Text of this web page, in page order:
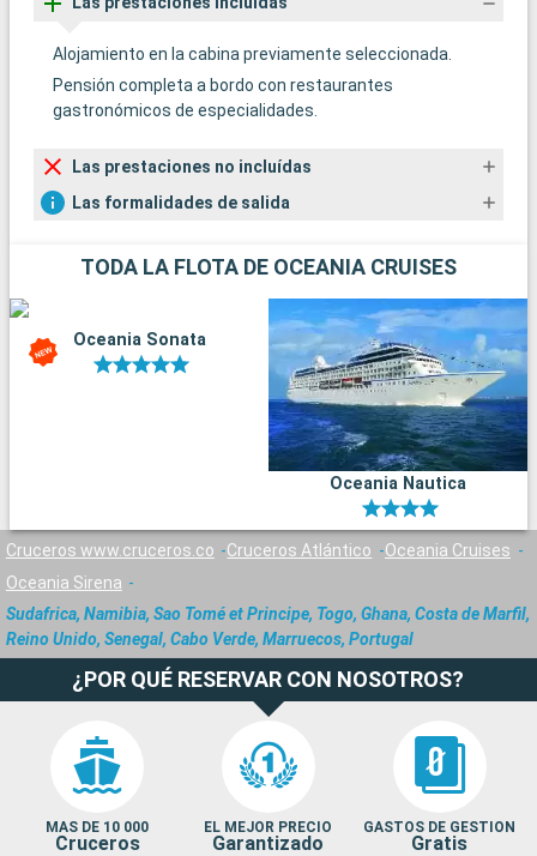
Alojamiento en la cabina previamente seleccionada.
Pensión completa a bordo con restaurantes
gastronómicos de especialidades.
Las prestaciones no incluídas
Las formalidades de salida
TODA LA FLOTA DE OCEANIA CRUISES
Oceania Sonata
Oceania Nautica
Cruceros www.cruceros.co Cruceros Atlántico
Oceania Cruises
Oceania Sirena
Sudafrica, Namibia, Sao Tomé et Principe, Togo, Ghana, Costa de Marfil,
Reino Unido, Senegal, Cabo Verde, Marruecos, Portugal
¿POR QUÉ RESERVAR CON NOSOTROS?
MAS DE 10 000
Cruceros
EL MEJOR PRECIO
Garantizado
GASTOS DE GESTION
Gratis